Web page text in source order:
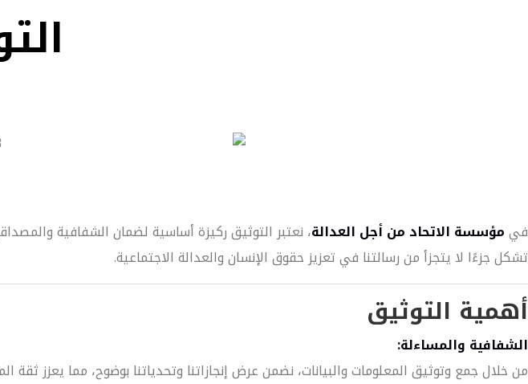
فيمؤسسة الاتحاد من أجل العدالة، نعتبر التوثيق ركيزة أساسية لضمان الشفافية
تشكل جزءًا لا يتجزأ من رسالتنا في تعزيز حقوق الإنسان والعدالة الاجتماعية.
أهمية التوثيق
الشفافية والمساءلة:
من خلال جمع وتوثيق المعلومات والبيانات، نضمن عرض إنجازاتنا وتحدياتنا بوضوح، مما يعزز ثقة